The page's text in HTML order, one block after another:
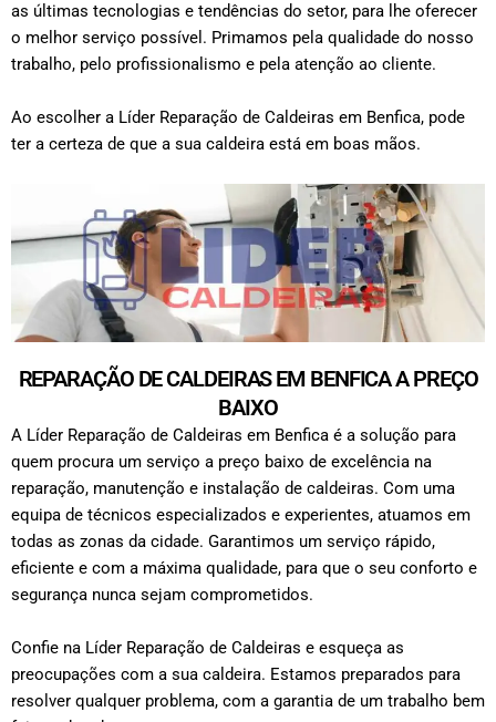
as últimas tecnologias e tendências do setor, para lhe oferecer
o melhor serviço possível. Primamos pela qualidade do nosso
trabalho, pelo profissionalismo e pela atenção ao cliente.
Ao escolher a Líder Reparação de Caldeiras em Benfica, pode
ter a certeza de que a sua caldeira está em boas mãos.
REPARAÇÃO DE CALDEIRAS EM BENFICA A PREÇO
BAIXO
A Líder Reparação de Caldeiras em Benfica é a solução para
quem procura um serviço a preço baixo de excelência na
reparação, manutenção e instalação de caldeiras. Com uma
equipa de técnicos especializados e experientes, atuamos em
todas as zonas da cidade. Garantimos um serviço rápido,
eficiente e com a máxima qualidade, para que o seu conforto e
segurança nunca sejam comprometidos.
Confie na Líder Reparação de Caldeiras e esqueça as
preocupações com a sua caldeira. Estamos preparados para
resolver qualquer problema, com a garantia de um trabalho bem